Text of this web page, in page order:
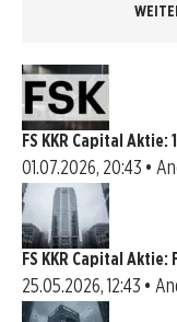
FS KKR Capital Aktie:
01.07.2026, 20:43 •
FS KKR Capital
25.05.2026, 12:43 •